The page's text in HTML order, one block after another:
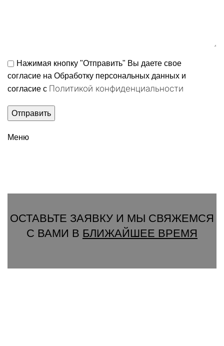
Нажимая кнопку "Отправить" Вы даете свое
согласие на Обработку персональных данных и
согласие c Политикой конфиденциальности
Меню
ОСТАВЬТЕ ЗАЯВКУ И МЫ СВЯЖЕМСЯ
С ВАМИ В БЛИЖАЙШЕЕ ВРЕМЯ